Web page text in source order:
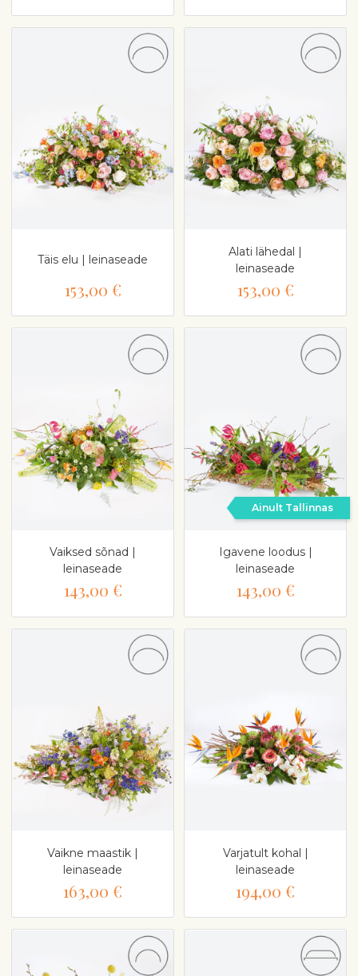
Täis elu | leinaseade
153,00 €
Alati lähedal |
leinaseade
153,00 €
Vaiksed sõnad |
leinaseade
143,00 €
Ainult Tallinnas
Igavene loodus |
leinaseade
143,00 €
Vaikne maastik |
leinaseade
163,00 €
Varjatult kohal |
leinaseade
194,00 €